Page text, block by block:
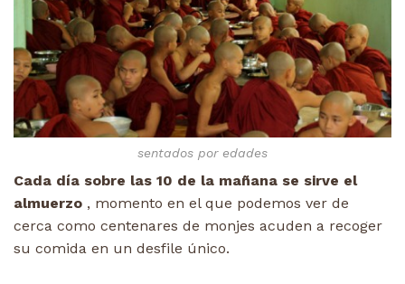
sentados por edades
Cada día sobre las 10 de la mañana se sirve el
almuerzo , momento en el que podemos ver de
cerca como centenares de monjes acuden a recoger
su comida en un desfile único.